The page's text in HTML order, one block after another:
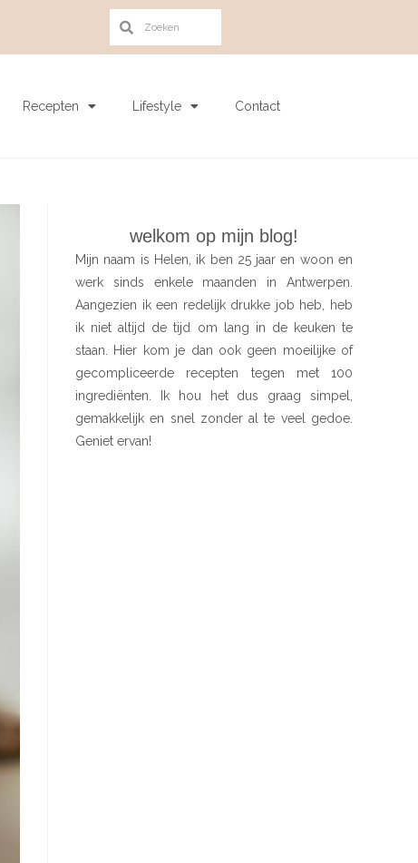
Recepten Lifestyle Contact
welkom op mijn blog!
Mijn naam is Helen, ik ben 25 jaar en woon en
werk sinds enkele maanden in Antwerpen.
Aangezien ik een redelijk drukke job heb, heb
ik niet altijd de tijd om lang in de keuken te
staan. Hier kom je dan ook geen moeilijke of
gecompliceerde recepten tegen met 100
ingrediënten. Ik hou het dus graag simpel,
gemakkelijk en snel zonder al te veel gedoe.
Geniet ervan!